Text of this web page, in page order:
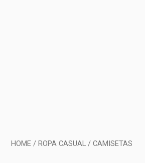
HOME /ROPA CASUAL / CAMISETAS